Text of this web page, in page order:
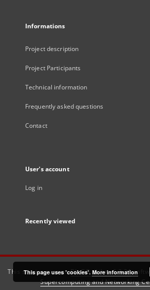
Informations
Project description
Project Participants
Technical information
Frequently asked questions
Contact
User's account
Log in
Recently viewed
This service runs onDInGO dLibra 6.3.21
Supercomputing and Networking
This page uses 'cookies'. More information